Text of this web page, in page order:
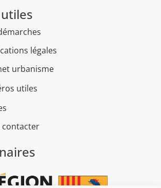
légales
urbanisme
utiles
contacter